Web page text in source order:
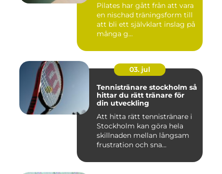
Pilates har gått från att vara
en nischad träningsform till
att bli ett självklart inslag på
många g...
03. jul
Tennistränare stockholm så
hittar du rätt tränare för
din utveckling
Att hitta rätt tennistränare i
Stockholm kan göra hela
skillnaden mellan långsam
frustration och sna...